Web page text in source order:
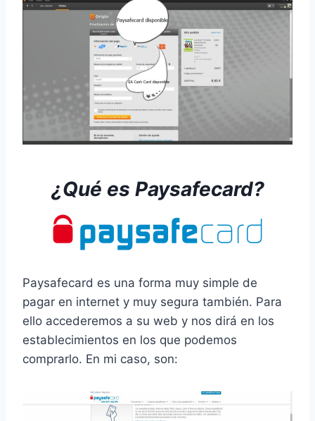
¿Qué es Paysafecard?
Paysafecard es una forma muy simple de
pagar en internet y muy segura también. Para
ello accederemos a su web y nos dirá en los
establecimientos en los que podemos
comprarlo. En mi caso, son: